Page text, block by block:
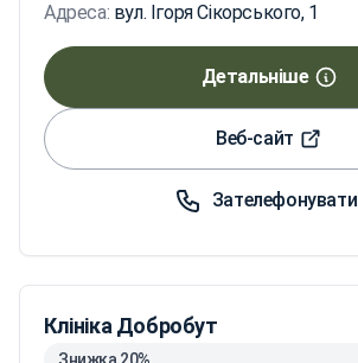
Адреса: вул. Ігоря Сікорського, 1
Детальніше
Веб-сайт
Зателефонувати
Клініка Добробут